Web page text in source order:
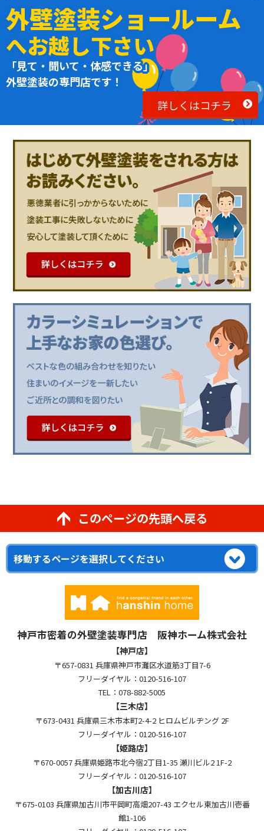
外壁塗装ショールーム
へお越し下さい
「見て・聞いて・体感できる」
外壁塗装の専門店です！
詳しくはコチラ
このページの先頭へ戻る
神戸市密着の外壁塗装専門店 阪神ホーム株式会社
【神戸店】
〒657-0831 兵庫県神戸市灘区水道筋3丁目7-6
フリーダイヤル：0120-516-107
TEL：078-882-5005
【三木店】
〒673-0431 兵庫県三木市本町2-4-2 ヒロムビルヂング 2F
フリーダイヤル：0120-516-107
【姫路店】
〒670-0057 兵庫県姫路市北今宿2丁目1-35 瀬川ビル2 1F-2
フリーダイヤル：0120-516-107
【加古川店】
〒675-0103 兵庫県加古川市平岡町高畑207-43 エクセル東加古川壱番
館1-106